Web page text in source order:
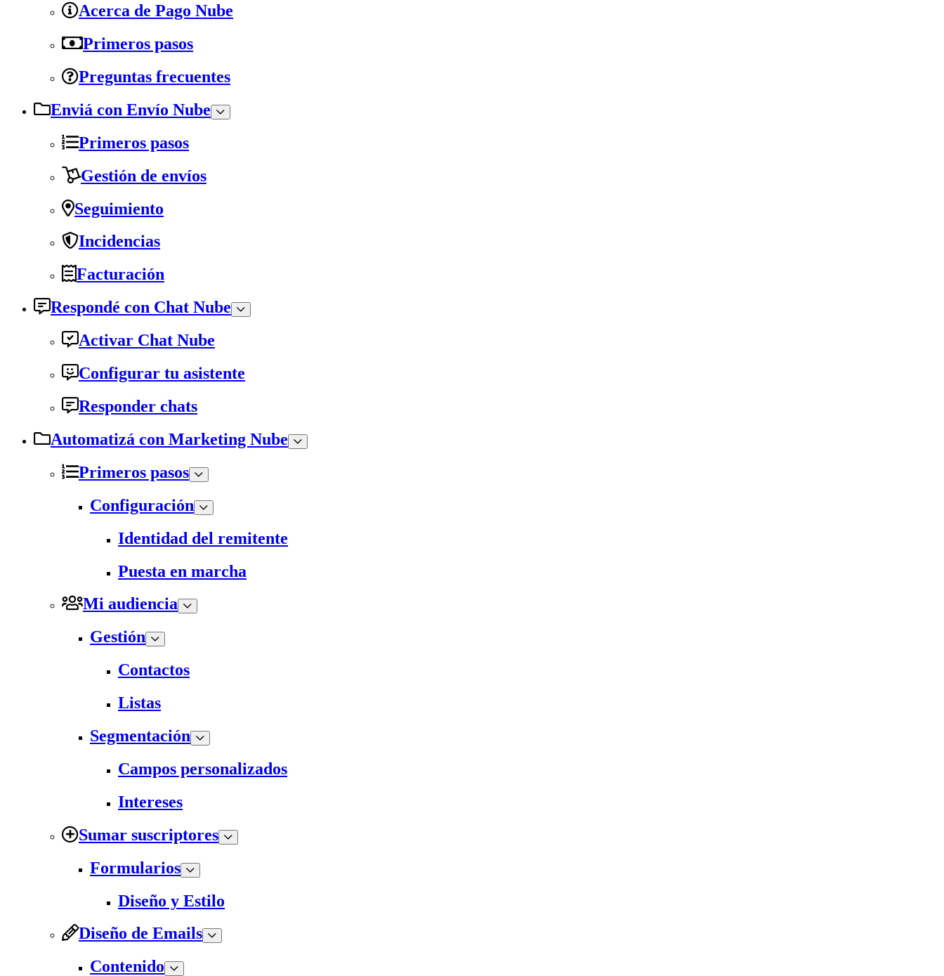
Acerca de Pago Nube
Primeros pasos
Preguntas frecuentes
Enviá con Envío Nube
Primeros pasos
Gestión de envíos
Seguimiento
Incidencias
Facturación
Respondé con Chat Nube
Activar Chat Nube
Configurar tu asistente
Responder chats
Automatizá con Marketing Nube
Primeros pasos
Configuración
Identidad del remitente
Puesta en marcha
Mi audiencia
Gestión
Contactos
Listas
Segmentación
Campos personalizados
Intereses
Sumar suscriptores
Formularios
Diseño y Estilo
Diseño de Emails
Contenido